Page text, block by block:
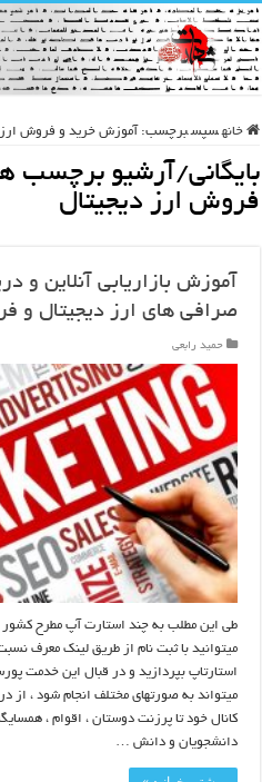
خانه سپس برچسب: آموزش خرید و فروش ارز
بایگانی/آرشیو برچسب
فروش ارز دیجیتال
آموزش بازاریابی آنلاین و
صرافی های ارز دیجیتال و
حمید رابعی
طی این مطلب به چند استارت آپ مطرح کشور
میتوانید با ثبت نام از طریق لینک معرف
استارتاپ بپردازید و در قبال این خدمت
میتواند به صورتهای مختلف انجام شود ، از
کانال خود تا پرزنت دوستان ، اقوام ،
دانشجویان و دانش …